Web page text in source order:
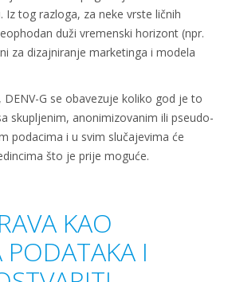
Iz tog razloga, za neke vrste ličnih
duži vremenski horizont (npr.
za dizajniranje marketinga i modela
G se obavezuje koliko god je to
skupljenim, anonimizovanim ili pseudo-
podacima i u svim slučajevima će
što je prije moguće.
KAO
PODATAKA I